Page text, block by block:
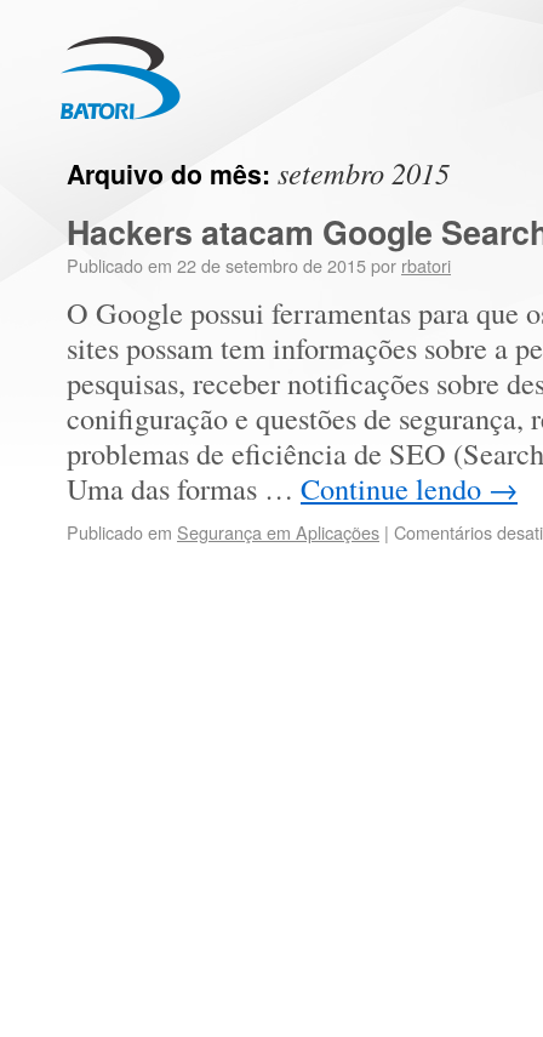
Arquivo do mês: setembro 2015
Hackers atacam Google
Publicado em 22 de setembro de 2015por rbatori
O Google possui ferramentas para que
sites possam tem informações sobre a
pesquisas, receber notificações sobre
conifiguração e questões de segurança,
problemas de eficiência de SEO
Uma das formas … Continue lendo →
Publicado em Segurança em Aplicações | Comentários